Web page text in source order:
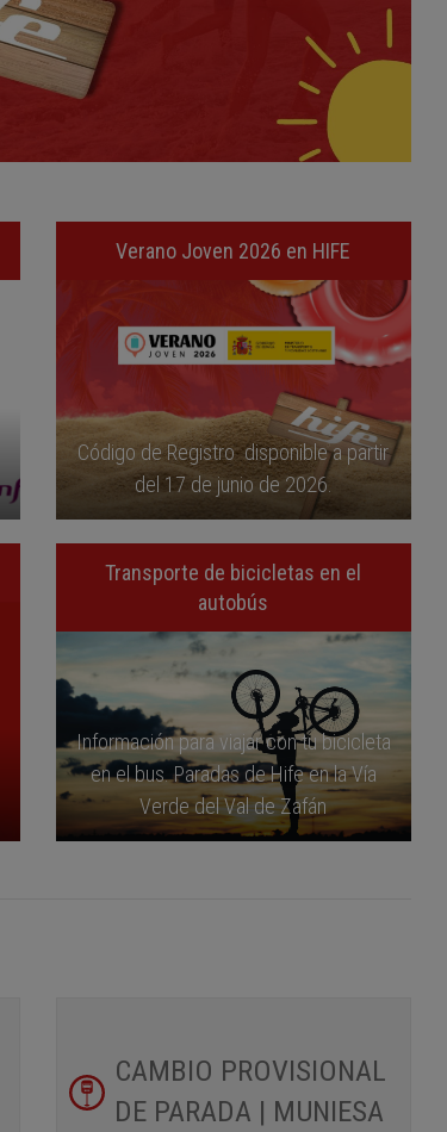
Verano Joven 2026 en HIFE
Código de Registro disponible a partir
del 17 de junio de 2026.
Transporte de bicicletas en el
autobús
Información para viajar con tu bicicleta
en el bus. Paradas de Hife en la Vía
Verde del Val de Zafán
CAMBIO PROVISIONAL
DE PARADA | MUNIESA